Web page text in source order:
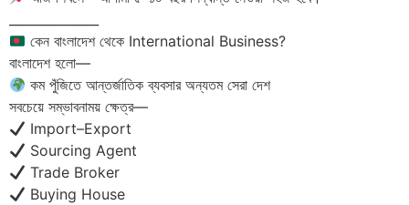
কেন বাংলাদেশ থেকে International Business?
বাংলাদেশ হলো—
কম পুঁজিতে আন্তর্জাতিক ব্যবসার অন্যতম সেরা দেশ
সবচেয়ে সম্ভাবনাময় ক্ষেত্র—
Import–Export
Sourcing Agent
Trade Broker
Buying House